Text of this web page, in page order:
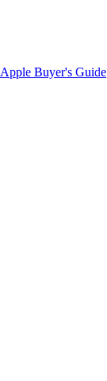
Apple Buyer's Guide